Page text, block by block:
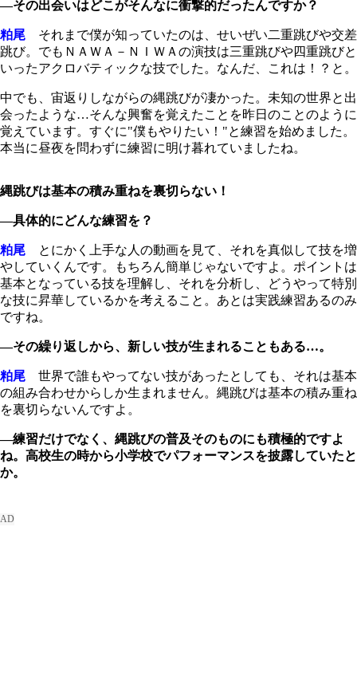
―その出会いはどこがそんなに衝撃的だったんですか？
粕尾 それまで僕が知っていたのは、せいぜい二重跳びや交差
跳び。でもＮＡＷＡ－ＮＩＷＡの演技は三重跳びや四重跳びと
いったアクロバティックな技でした。なんだ、これは！？と。
中でも、宙返りしながらの縄跳びが凄かった。未知の世界と出
会ったような…そんな興奮を覚えたことを昨日のことのように
覚えています。すぐに"僕もやりたい！"と練習を始めました。
本当に昼夜を問わずに練習に明け暮れていましたね。
縄跳びは基本の積み重ねを裏切らない！
―具体的にどんな練習を？
粕尾 とにかく上手な人の動画を見て、それを真似して技を増
やしていくんです。もちろん簡単じゃないですよ。ポイントは
基本となっている技を理解し、それを分析し、どうやって特別
な技に昇華しているかを考えること。あとは実践練習あるのみ
ですね。
―その繰り返しから、新しい技が生まれることもある…。
粕尾 世界で誰もやってない技があったとしても、それは基本
の組み合わせからしか生まれません。縄跳びは基本の積み重ね
を裏切らないんですよ。
―練習だけでなく、縄跳びの普及そのものにも積極的ですよ
ね。高校生の時から小学校でパフォーマンスを披露していたと
か。